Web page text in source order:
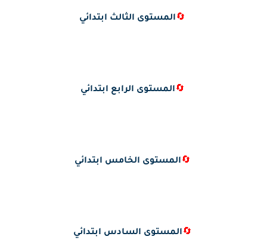
🔄المستوى الثالث ابتدائي
🔄المستوى الرابع ابتدائي
🔄المستوى الخامس ابتدائي
🔄المستوى السادس ابتدائي